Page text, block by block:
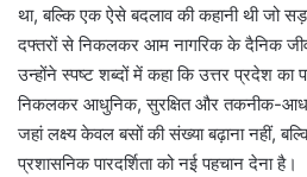
था, बल्कि एक ऐसे बदलाव की कहानी थी जो
दफ्तरों से निकलकर आम नागरिक के दैनिक
उन्होंने स्पष्ट शब्दों में कहा कि उत्तर प्रदेश का
निकलकर आधुनिक, सुरक्षित और तकनीक-
जहां लक्ष्य केवल बसों की संख्या बढ़ाना नहीं,
प्रशासनिक पारदर्शिता को नई पहचान देना है।